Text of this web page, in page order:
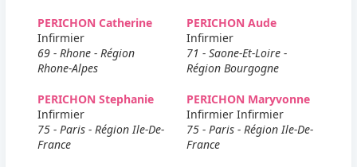
PERICHON Catherine
Infirmier
69 - Rhone - Région
Rhone-Alpes
PERICHON Aude
Infirmier
71 - Saone-Et-Loire -
Région Bourgogne
PERICHON Stephanie
Infirmier
75 - Paris - Région Ile-De-
France
PERICHON Maryvonne
Infirmier Infirmier
75 - Paris - Région Ile-De-
France